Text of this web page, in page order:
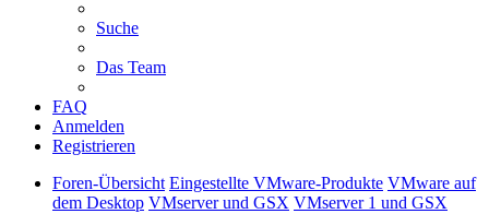
Suche
Das Team
FAQ
Anmelden
Registrieren
Foren-Übersicht Eingestellte VMware-Produkte VMware auf
dem Desktop VMserver und GSX VMserver 1 und GSX